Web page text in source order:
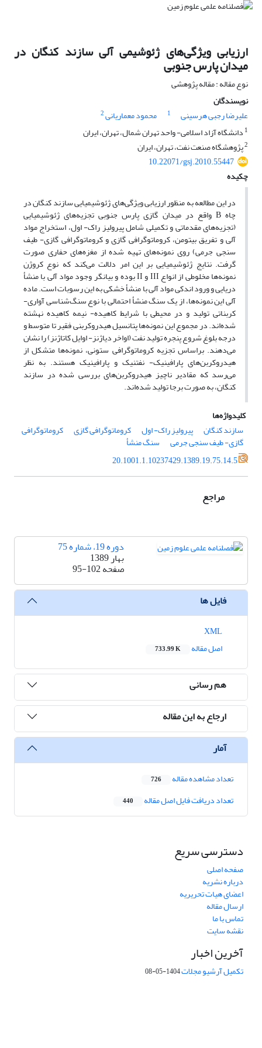
ارزیابی ویژگی‌های ژئوشیمی آلی سازند کنگان در
میدان پارس جنوبی
نوع مقاله : مقاله پژوهشی
نویسندگان
علیرضا رجبی هرسینی
1 محمود معماریانی2
1 دانشگاه آزاد اسلامی- واحد تهران شمال، تهران، ایران
2پژوهشگاه صنعت نفت، تهران، ایران
10.22071/gsj.2010.55447
چکیده
در این مطالعه به منظور ارزیابی ویژگی‌های ژئوشیمیایی سازند کنگان در
چاه B واقع در میدان گازی پارس جنوبی تجزیه‌های ژئوشیمیایی
(تجزیه‌های مقدماتی و تکمیلی شامل پیرولیز راک- اول، استخراج مواد
آلی و تفریق بیتومن، کروماتوگرافی گازی و کروماتوگرافی گازی- طیف
سنجی جرمی) روی نمونه‌های تهیه شده از مغزه‌های حفاری صورت
گرفت. نتایج ژئوشیمیایی بر این امر دلالت می‌کند که نوع کروژن
نمونه‌ها مخلوطی از انواع III و II بوده و بیانگر وجود مواد آلی با منشأ
دریایی و ورود اندکی مواد آلی با منشأ خشکی به این رسوبات است. ماده
آلی این نمونه‌ها، از یک سنگ منشأ احتمالی با نوع سنگ‌شناسی آواری-
کربناتی تولید و در محیطی با شرایط کاهیده- نیمه کاهیده نهشته
شده‌اند. در مجموع این نمونه‌ها پتانسیل هیدروکربنی فقیر تا متوسط و
درجه بلوغ شروع پنجره تولید نفت (اواخر دیاژنز- اوایل کاتاژنز) را نشان
می‌دهند. براساس تجزیه کروماتوگرافی ستونی، نمونه‌ها متشکل از
هیدروکربن‌های پارافینیک- نفتنیک و پارافینیک هستند. به نظر
می‌رسد که مقادیر ناچیز هیدروکربن‌های بررسی شده در سازند
کنگان، به صورت برجا تولید شده‌اند.
کلیدواژه‌ها
سازند کنگان
پیرولیز راک- اول کروماتوگرافی گازی کروماتوگرافی
گازی- طیف سنجی جرمی
سنگ منشأ
20.1001.1.10237429.1389.19.75.14.5
مراجع
دوره 19، شماره 75
بهار 1389
صفحه95-102
فایل ها
اصل مقاله
733.99 K
هم رسانی
ارجاع به این مقاله
آمار
تعداد مشاهده مقاله 726
تعداد دریافت فایل اصل مقاله 440
دسترسی سریع
صفحه اصلی
درباره نشریه
اعضای هیات تحریریه
ارسال مقاله
تماس با ما
نقشه سایت
آخرین اخبار
تکمیل آرشیو مجلات1404-05-08